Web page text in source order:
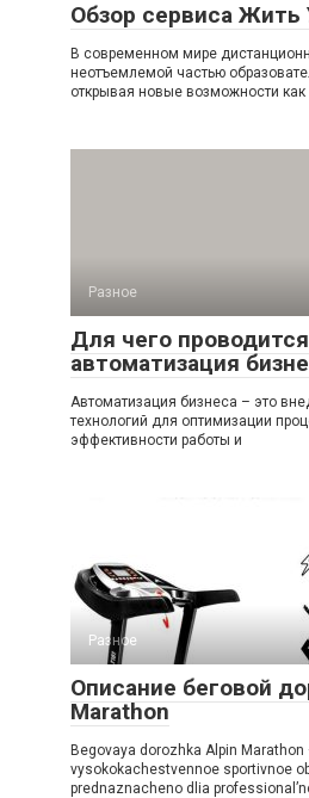
Обзор сервиса Жить
В современном мире
неотъемлемой частью
открывая новые возможности как
Разное
Для чего проводится
автоматизация
Автоматизация бизнеса – это
технологий для оптимизации
эффективности работы и
Разное
Описание беговой
Marathon
Begovaya dorozhka Alpin
vysokokachestvennoe sportivnoe
prednaznacheno dlia